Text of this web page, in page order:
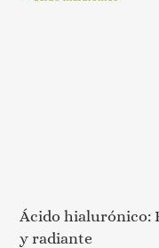
Ácido hialurónico:
y radiante